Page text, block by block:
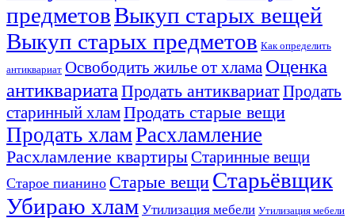
предметовВыкуп старых вещей
Выкуп старых предметов Как определить
антиквариат Освободить жилье от хлама Оценка
антиквариата Продать антиквариатПродать
старинный хламПродать старые вещи
Продать хламРасхламление
Расхламление квартирыСтаринные вещи
Старое пианино Старые вещи Старьёвщик
Убираю хлам Утилизация мебели Утилизация мебели